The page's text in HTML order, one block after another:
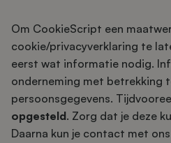
Om CookieScript een
cookie/privacyverklaring te
eerst wat informatie nodig.
onderneming met betrekking
persoonsgegevens.
opgesteld. Zorg dat je deze
Daarna kun je contact met